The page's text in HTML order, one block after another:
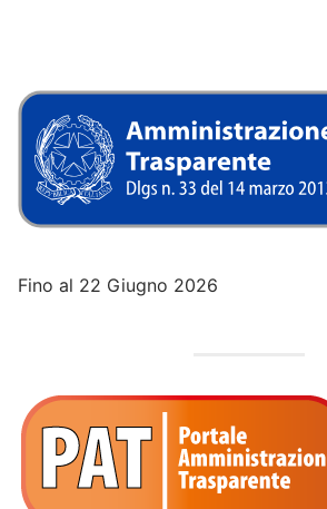
Fino al 22 Giugno 2026